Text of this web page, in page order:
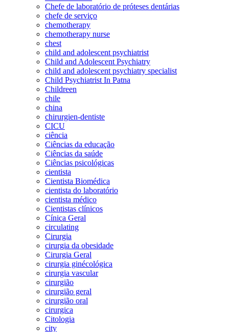
Chefe de laboratório de próteses dentárias
chefe de serviço
chemotherapy
chemotherapy nurse
chest
child and adolescent psychiatrist
Child and Adolescent Psychiatry
child and adolescent psychiatry specialist
Child Psychiatrist In Patna
Childreen
chile
china
chirurgien-dentiste
CICU
ciência
Ciências da educação
Ciências da saúde
Ciências psicológicas
cientista
Cientista Biomédica
cientista do laboratório
cientista médico
Cientistas clínicos
Cínica Geral
circulating
Cirurgia
cirurgia da obesidade
Cirurgia Geral
cirurgia ginécológica
cirurgia vascular
cirurgião
cirurgião geral
cirurgião oral
cirurgica
Citologia
city